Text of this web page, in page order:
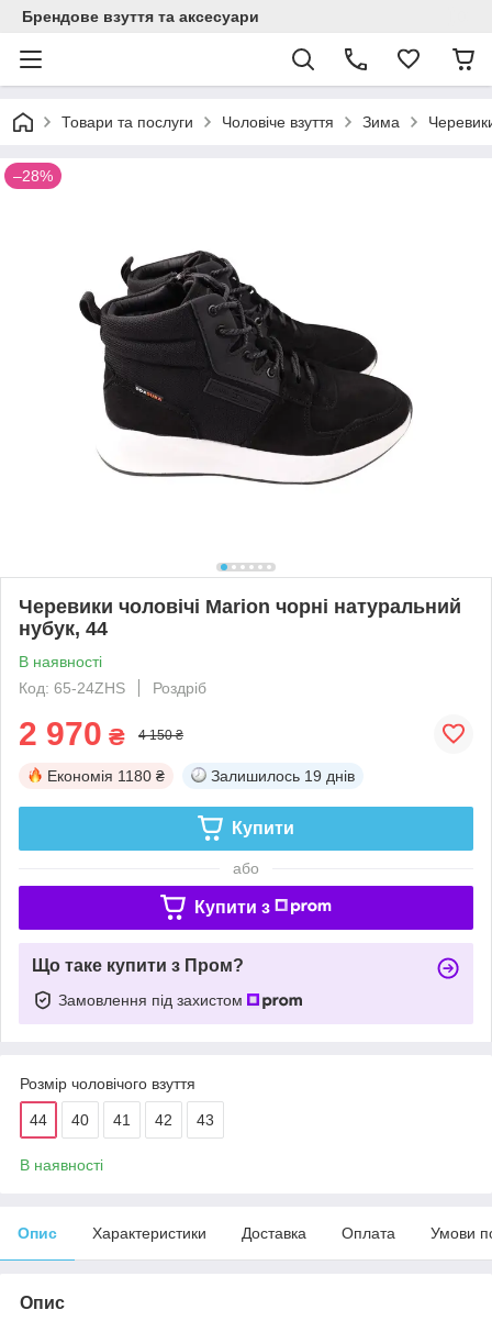
Брендове взуття та аксесуари
Товари та послуги Чоловіче взуття Зима
–28%
Черевики чоловічі Marion чорні натуральний
нубук, 44
В наявності
Код: 65-24ZHS
Роздріб
2 970 ₴ 4 150 ₴
Економія 1180 ₴ Залишилось 19 днів
Купити
або
Купити з
Що таке купити з Пром?
Замовлення під захистом
Розмір чоловічого взуття
44 40 41 42 43
В наявності
Опис Характеристики Доставка Оплата Умови
Опис